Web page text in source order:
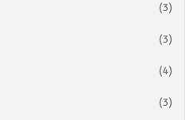
(3)
(3)
(4)
(3)